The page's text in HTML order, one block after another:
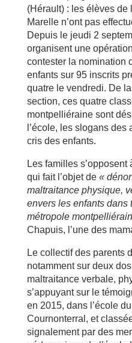
(Hérault) : les élèves de
Marelle n’ont pas
Depuis le jeudi 2
organisent une
contester la nomination
enfants sur 95 inscrits
quatre le vendredi. De
section, ces quatre
montpelliéraine sont
l’école, les slogans
cris des enfants.
Les familles s’opposent
qui fait l’objet de «
maltraitance physique,
envers les enfants dans
métropole
Chapuis, l’une des
Le collectif des parents
notamment sur deux
maltraitance verbale,
s’appuyant sur le
en 2015, dans l’école
Cournonterral, et
signalement par des